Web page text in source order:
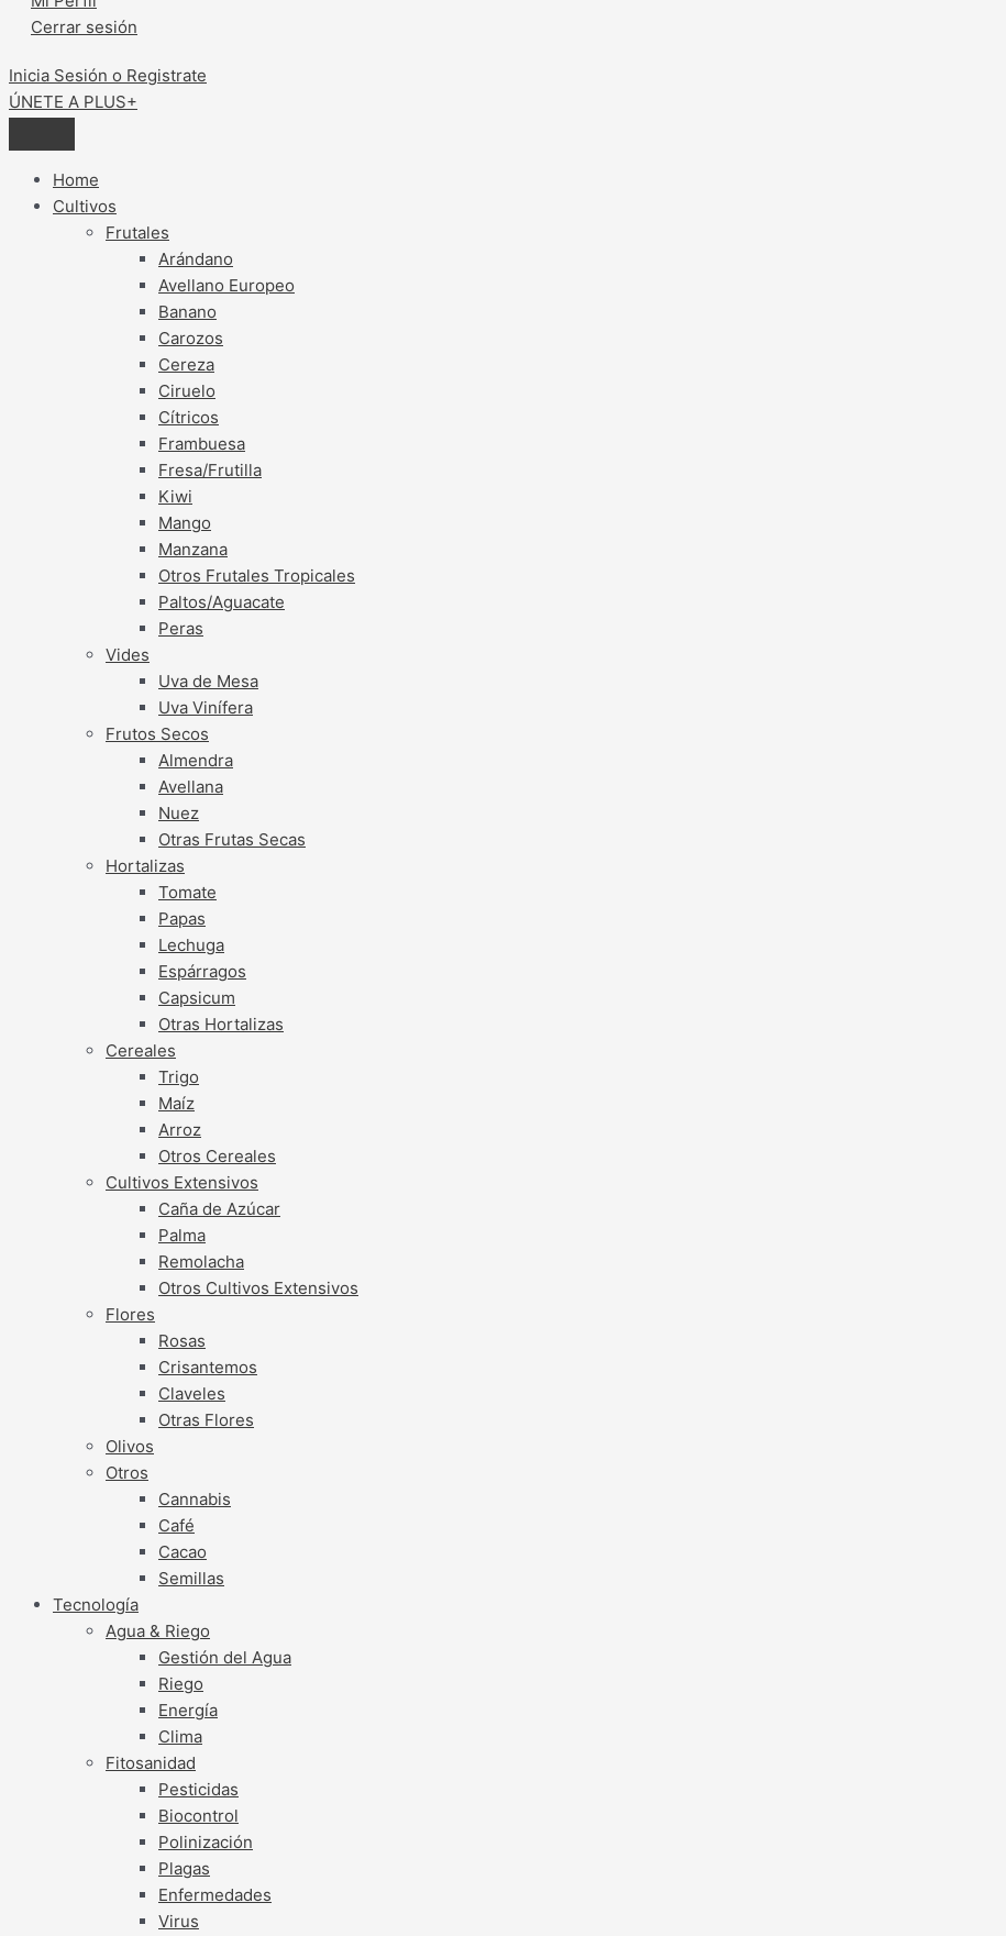
Cerrar sesión
Inicia Sesión o Registrate
ÚNETE A PLUS+
Home
Cultivos
Frutales
Arándano
Avellano Europeo
Banano
Carozos
Cereza
Ciruelo
Cítricos
Frambuesa
Fresa/Frutilla
Kiwi
Mango
Manzana
Otros Frutales Tropicales
Paltos/Aguacate
Peras
Vides
Uva de Mesa
Uva Vinífera
Frutos Secos
Almendra
Avellana
Nuez
Otras Frutas Secas
Hortalizas
Tomate
Papas
Lechuga
Espárragos
Capsicum
Otras Hortalizas
Cereales
Trigo
Maíz
Arroz
Otros Cereales
Cultivos Extensivos
Caña de Azúcar
Palma
Remolacha
Otros Cultivos Extensivos
Flores
Rosas
Crisantemos
Claveles
Otras Flores
Olivos
Otros
Cannabis
Café
Cacao
Semillas
Tecnología
Agua & Riego
Gestión del Agua
Riego
Energía
Clima
Fitosanidad
Pesticidas
Biocontrol
Polinización
Plagas
Enfermedades
Virus